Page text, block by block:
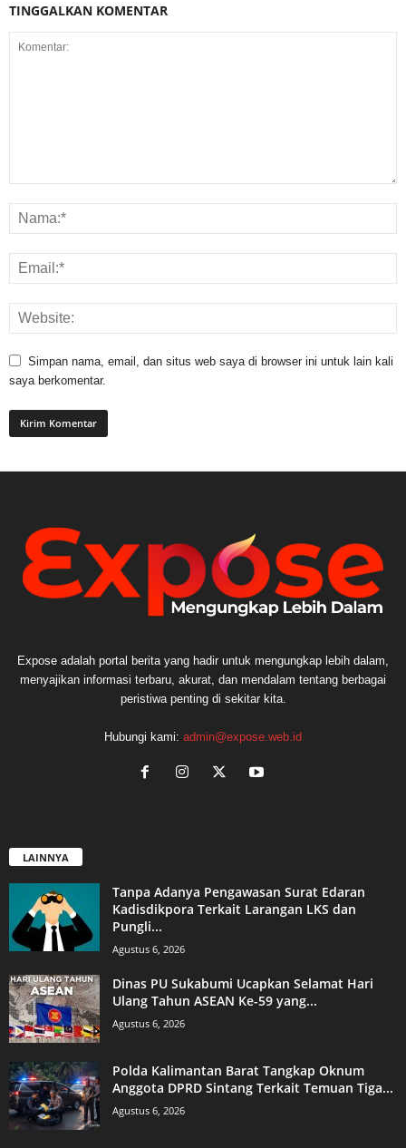
TINGGALKAN KOMENTAR
Simpan nama, email, dan situs web saya di browser ini untuk lain kali
saya berkomentar.
Expose adalah portal berita yang hadir untuk mengungkap lebih dalam,
menyajikan informasi terbaru, akurat, dan mendalam tentang berbagai
peristiwa penting di sekitar kita.
Hubungi kami: admin@expose.web.id
LAINNYA
Tanpa Adanya Pengawasan Surat Edaran
Kadisdikpora Terkait Larangan LKS dan
Pungli...
Agustus 6, 2026
Dinas PU Sukabumi Ucapkan Selamat Hari
Ulang Tahun ASEAN Ke-59 yang...
Agustus 6, 2026
Polda Kalimantan Barat Tangkap Oknum
Anggota DPRD Sintang Terkait Temuan Tiga...
Agustus 6, 2026